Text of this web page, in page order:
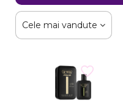
Cele mai vandute